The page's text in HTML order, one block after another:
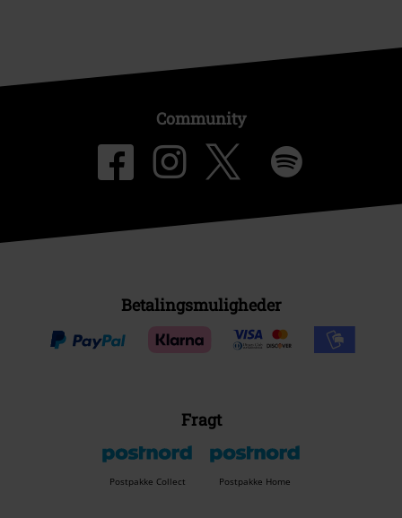
Community
Betalingsmuligheder
Fragt
Postpakke Collect Postpakke Home